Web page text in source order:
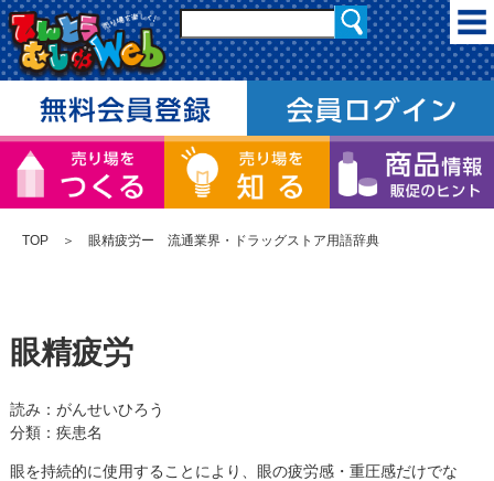
TOP ＞ 眼精疲労ー 流通業界・ドラッグストア用語辞典
眼精疲労
読み：がんせいひろう
分類：疾患名
眼を持続的に使用することにより、眼の疲労感・重圧感だけでな